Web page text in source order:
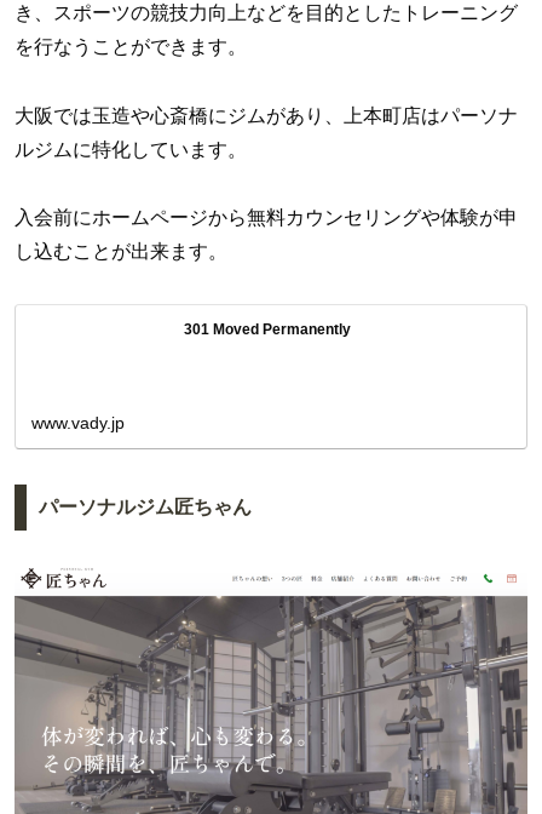
き、スポーツの競技力向上などを目的としたトレーニング
を行なうことができます。
大阪では玉造や心斎橋にジムがあり、上本町店はパーソナ
ルジムに特化しています。
入会前にホームページから無料カウンセリングや体験が申
し込むことが出来ます。
301 Moved Permanently
www.vady.jp
パーソナルジム匠ちゃん